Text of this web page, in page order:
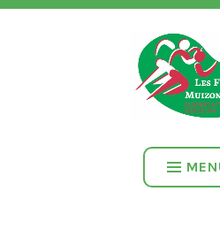
Accéder
LES